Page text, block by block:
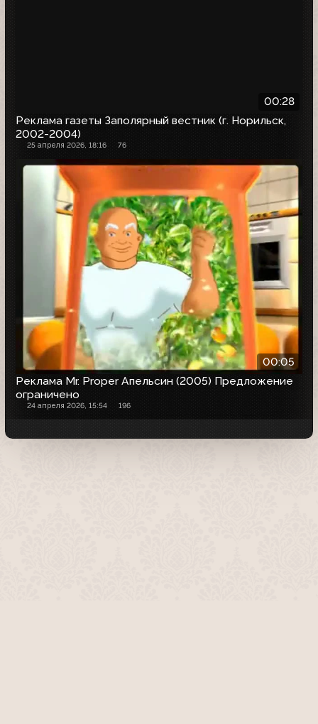
00:28
Реклама газеты Заполярный вестник (г. Норильск,
2002-2004)
25 апреля 2026, 18:16 76
00:05
Реклама Mr. Proper Апельсин (2005) Предложение
ограничено
24 апреля 2026, 15:54 196